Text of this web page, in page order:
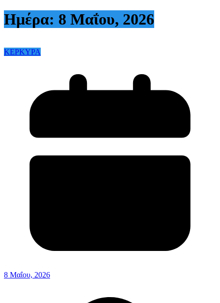
Ημέρα: 8 Μαΐου, 2026
ΚΕΡΚΥΡΑ
8 Μαΐου, 2026